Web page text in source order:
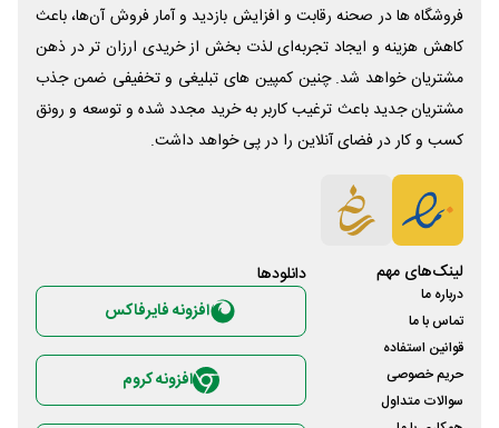
فروشگاه ها در صحنه رقابت و افزایش بازدید و آمار فروش آن‌ها، باعث
کاهش هزینه و ایجاد تجربه‌ای لذت بخش از خریدی ارزان تر در ذهن
مشتریان خواهد شد. چنین کمپین های تبلیغی و تخفیفی ضمن جذب
مشتریان جدید باعث ترغیب کاربر به خرید مجدد شده و توسعه و رونق
کسب و کار در فضای آنلاین را در پی خواهد داشت.
لینک‌های مهم
درباره ما
تماس با ما
قوانین استفاده
حریم خصوصی
سوالات متداول
دانلود‌ها
افزونه فایرفاکس
افزونه کروم